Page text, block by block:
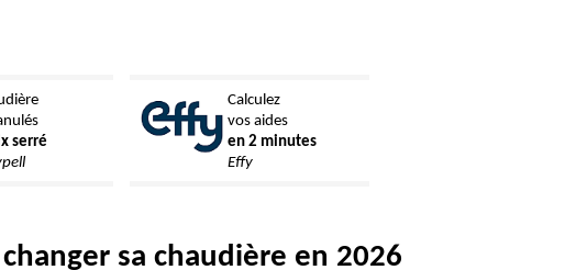
serré
Calculez
vos aides
en 2 minutes
Effy
sa chaudière en 2026